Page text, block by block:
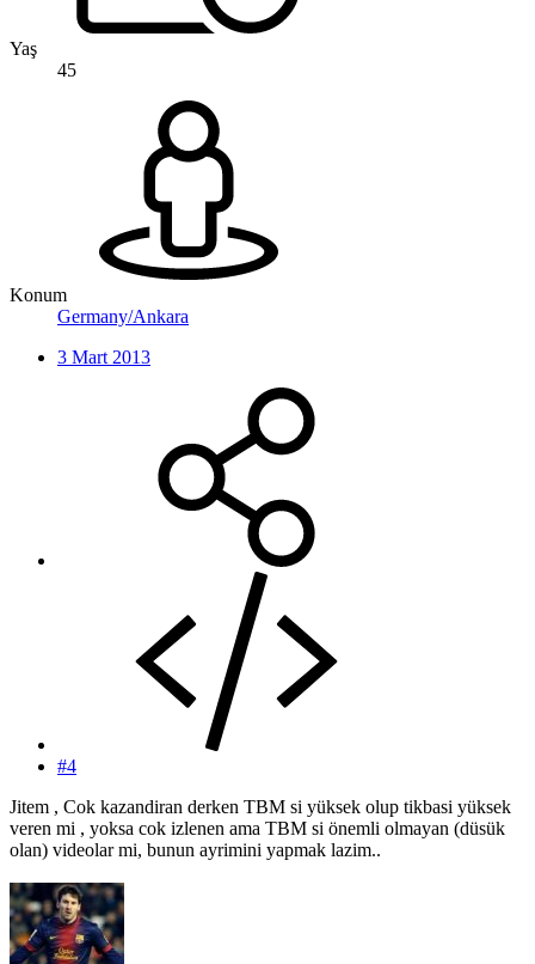
Yaş
45
Konum
Germany/Ankara
3 Mart 2013
#4
Jitem , Cok kazandiran derken TBM si yüksek olup tikbasi yüksek
veren mi , yoksa cok izlenen ama TBM si önemli olmayan (düsük
olan) videolar mi, bunun ayrimini yapmak lazim..